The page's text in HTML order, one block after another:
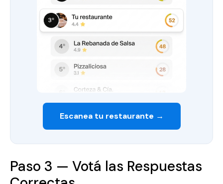
Escanea tu restaurante →
Paso 3 — Votá las Respuestas